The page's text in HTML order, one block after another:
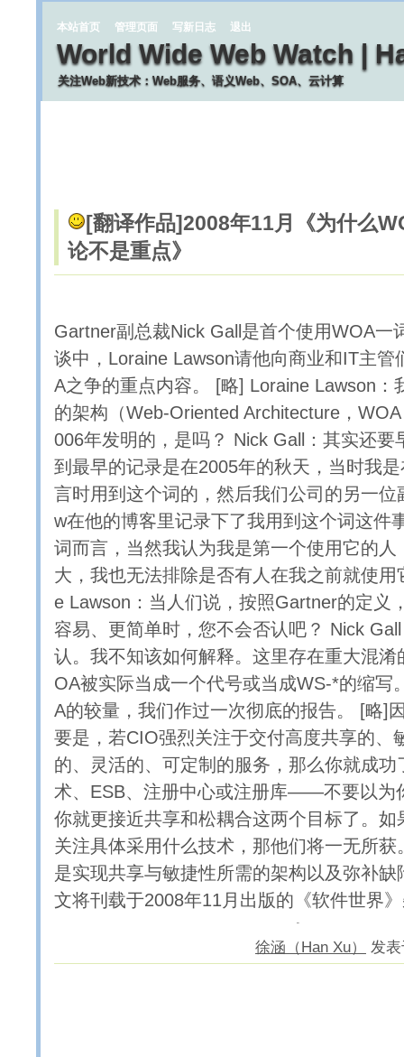
本站首页 管理页面 写新日志 退出
World Wide Web Watch |
关注Web新技术：Web服务、语义Web、SOA、云计算
[翻译作品]2008年11月《为什么
论不是重点》
Gartner副总裁Nick Gall是首个使用WOA一
谈中，Loraine Lawson请他向商业和IT主管
A之争的重点内容。 [略] Loraine Lawson：
的架构（Web-Oriented Architecture，
006年发明的，是吗？ Nick Gall：其实还要
到最早的记录是在2005年的秋天，当时我
言时用到这个词的，然后我们公司的另一位
w在他的博客里记录下了我用到这个词这件
词而言，当然我认为我是第一个使用它的人
大，我也无法排除是否有人在我之前就使
e Lawson：当人们说，按照Gartner的定义
容易、更简单时，您不会否认吧？ Nick
认。我不知该如何解释。这里存在重大混淆
OA被实际当成一个代号或当成WS-*的缩写
A的较量，我们作过一次彻底的报告。 [略]
要是，若CIO强烈关注于交付高度共享的、
的、灵活的、可定制的服务，那么你就成功
术、ESB、注册中心或注册库——不要以为
你就更接近共享和松耦合这两个目标了。如
关注具体采用什么技术，那他们将一无所获
是实现共享与敏捷性所需的架构以及弥补缺
文将刊载于2008年11月出版的《软件世界
徐涵（Han Xu） 发